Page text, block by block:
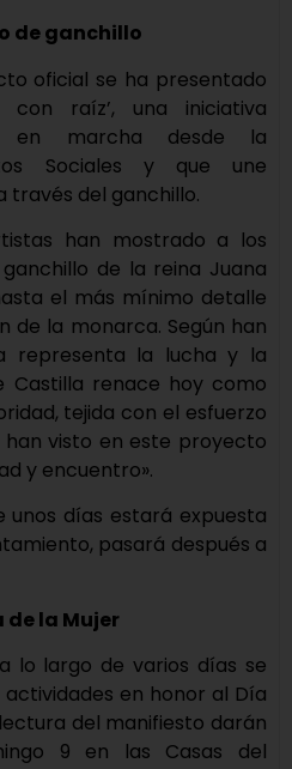
de ganchillo
oficial se ha presentado
con raíz’, una iniciativa
en marcha desde la
Sociales y que une
través del ganchillo.
han mostrado a los
de la reina Juana
el más mínimo detalle
de la monarca. Según han
representa la lucha y la
Castilla renace hoy como
tejida con el esfuerzo
visto en este proyecto
y encuentro».
unos días estará expuesta
pasará después a
la Mujer
lo largo de varios días se
en honor al Día
del manifiesto darán
9 en las Casas del